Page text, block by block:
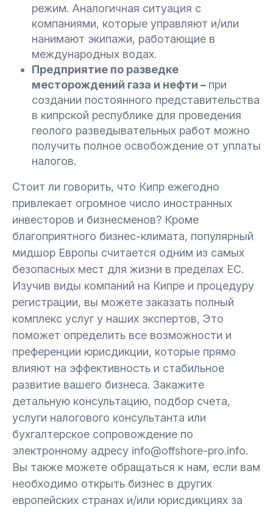
режим. Аналогичная ситуация с
компаниями, которые управляют и/или
нанимают экипажи, работающие в
международных водах.
Предприятие по разведке
месторождений газа и нефти – при
создании постоянного представительства
в кипрской республике для проведения
геолого разведывательных работ можно
получить полное освобождение от уплаты
налогов.
Стоит ли говорить, что Кипр ежегодно
привлекает огромное число иностранных
инвесторов и бизнесменов? Кроме
благоприятного бизнес-климата, популярный
мидшор Европы считается одним из самых
безопасных мест для жизни в пределах ЕС.
Изучив виды компаний на Кипре и процедуру
регистрации, вы можете заказать полный
комплекс услуг у наших экспертов, Это
поможет определить все возможности и
преференции юрисдикции, которые прямо
влияют на эффективность и стабильное
развитие вашего бизнеса. Закажите
детальную консультацию, подбор счета,
услуги налогового консультанта или
бухгалтерское сопровождение по
электронному адресу info@offshore-pro.info.
Вы также можете обращаться к нам, если вам
необходимо открыть бизнес в других
европейских странах и/или юрисдикциях за